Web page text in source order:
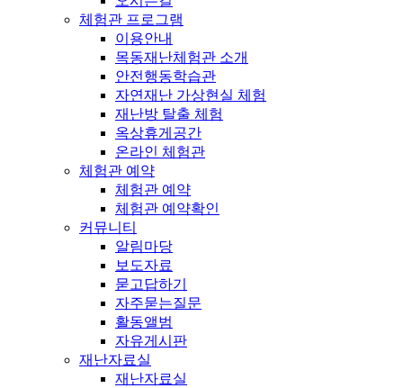
체험관 프로그램
이용안내
목동재난체험관 소개
안전행동학습관
자연재난 가상현실 체험
재난방 탈출 체험
옥상휴게공간
온라인 체험관
체험관 예약
체험관 예약
체험관 예약확인
커뮤니티
알림마당
보도자료
묻고답하기
자주묻는질문
활동앨범
자유게시판
재난자료실
재난자료실